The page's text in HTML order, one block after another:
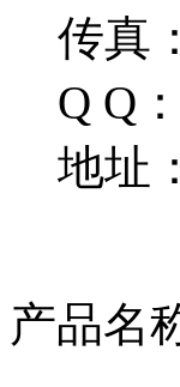
传真
Q Q
地址
产品名